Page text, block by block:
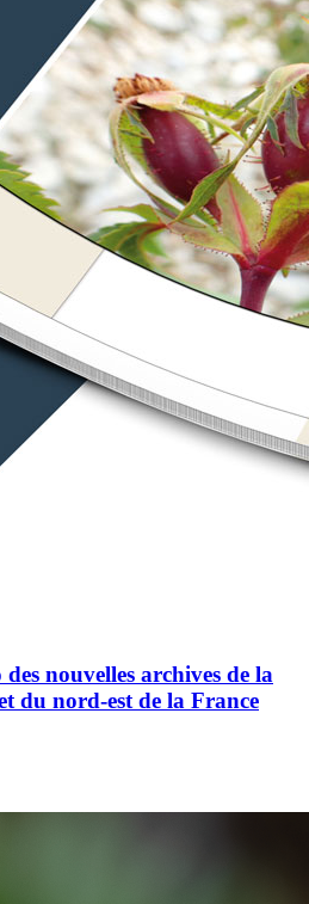
nouvelles archives de la
du nord-est de la France